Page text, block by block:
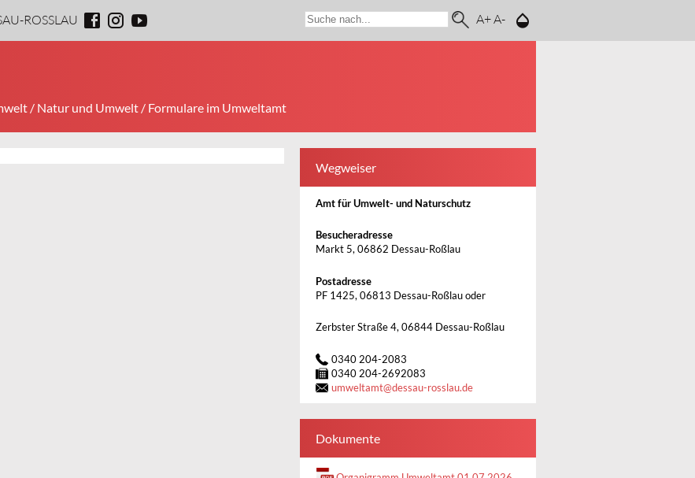
ROSSLAU A+A-
/ Natur und Umwelt / Formulare im Umweltamt
Wegweiser
Amt für Umwelt- und Naturschutz
Besucheradresse
Markt 5, 06862 Dessau-Roßlau
Postadresse
PF 1425, 06813 Dessau-Roßlau oder
Zerbster Straße 4, 06844 Dessau-Roßlau
0340 204-2083
0340 204-2692083
umweltamt@dessau-rosslau.de
Dokumente